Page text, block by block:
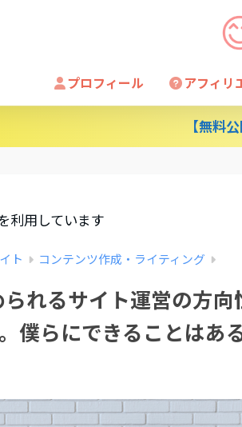
プロフィール アフィリ
【無料
利用しています
ト コンテンツ作成・ライティング
れるサイト運営の方
僕らにできることはあ